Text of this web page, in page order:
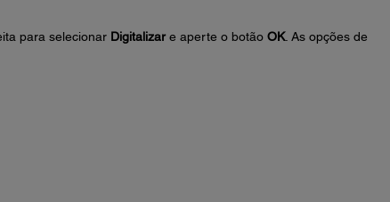
para selecionar Digitalizare aperte o botão OK. As opções de